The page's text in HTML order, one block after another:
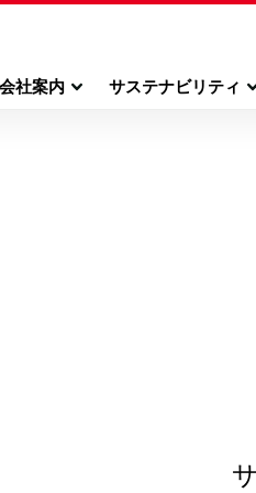
会社案内 サステナビリティ